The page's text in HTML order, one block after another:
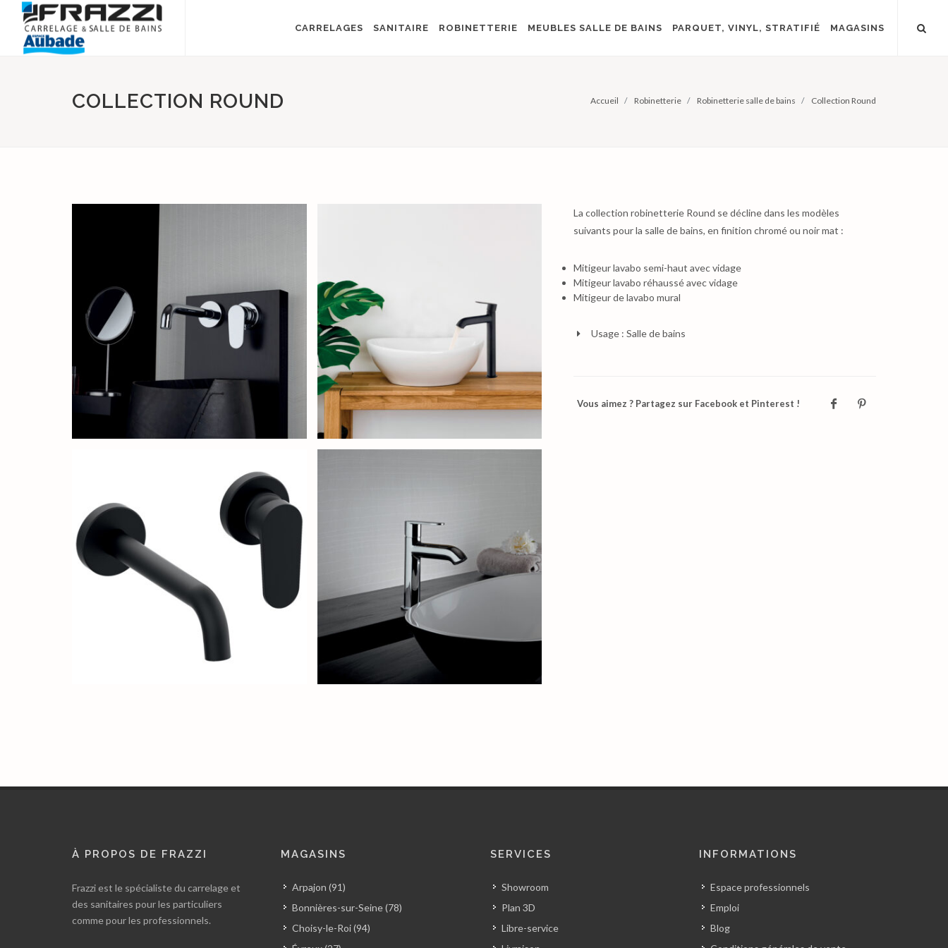
CARRELAGES SANITAIRE ROBINETTERIE MEUBLES SALLE DE BAINS PARQUET, VINYL, STRATIFIÉ MAGASINS
COLLECTION ROUND Accueil Robinetterie Robinetterie salle de bains Collection Round
La collection robinetterie Round se décline dans les modèles
suivants pour la salle de bains, en finition chromé ou noir mat :
Mitigeur lavabo semi-haut avec vidage
Mitigeur lavabo réhaussé avec vidage
Mitigeur de lavabo mural
Usage : Salle de bains
Vous aimez ? Partagez sur Facebook et Pinterest !
À PROPOS DE FRAZZI
Frazzi est le spécialiste du carrelage et
des sanitaires pour les particuliers
comme pour les professionnels.
MAGASINS
Arpajon (91)
Bonnières-sur-Seine (78)
Choisy-le-Roi (94)
SERVICES
Showroom
Plan 3D
Libre-service
INFORMATIONS
Espace professionnels
Emploi
Blog